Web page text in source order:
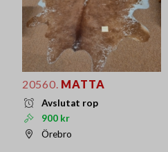
20560. MATTA
Avslutat rop
900 kr
Örebro